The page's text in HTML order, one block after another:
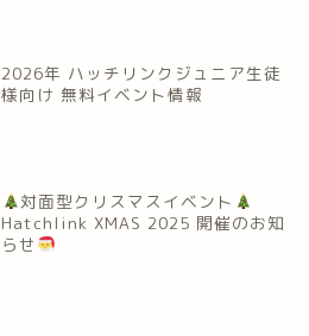
2026年 ハッチリンクジュニア生徒
様向け 無料イベント情報
対面型クリスマスイベント
Hatchlink XMAS 2025 開催のお知
らせ